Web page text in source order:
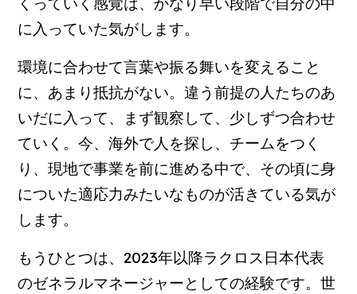
に入っていた気がします。
環境に合わせて言葉や振る舞いを変えること
に、あまり抵抗がない。違う前提の人たちのあ
いだに入って、まず観察して、少しずつ合わせ
ていく。今、海外で人を探し、チームをつく
り、現地で事業を前に進める中で、その頃に身
についた適応力みたいなものが活きている気が
します。
もうひとつは、2023年以降ラクロス日本代表
のゼネラルマネージャーとしての経験です。世